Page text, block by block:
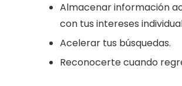
Almacenar información
con tus intereses
Acelerar tus búsquedas.
Reconocerte cuando